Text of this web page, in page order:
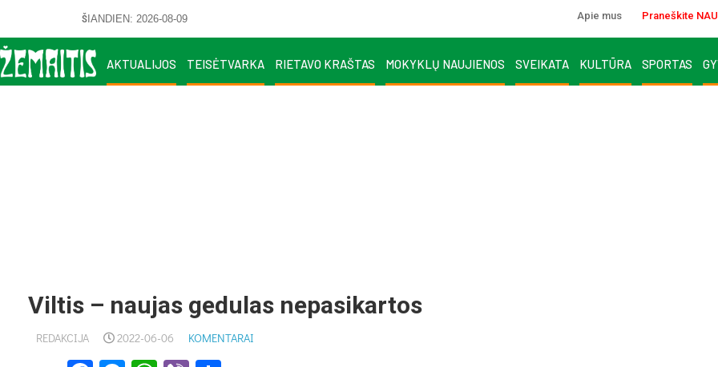
ŠIANDIEN: 2026-08-09 Apie mus Praneškite
AKTUALIJOS TEISĖTVARKA RIETAVO KRAŠTAS MOKYKLŲ NAUJIENOS SVEIKATA KULTŪRA SPORTAS
Viltis – naujas gedulas nepasikartos
REDAKCIJA 2022-06-06 KOMENTARAI